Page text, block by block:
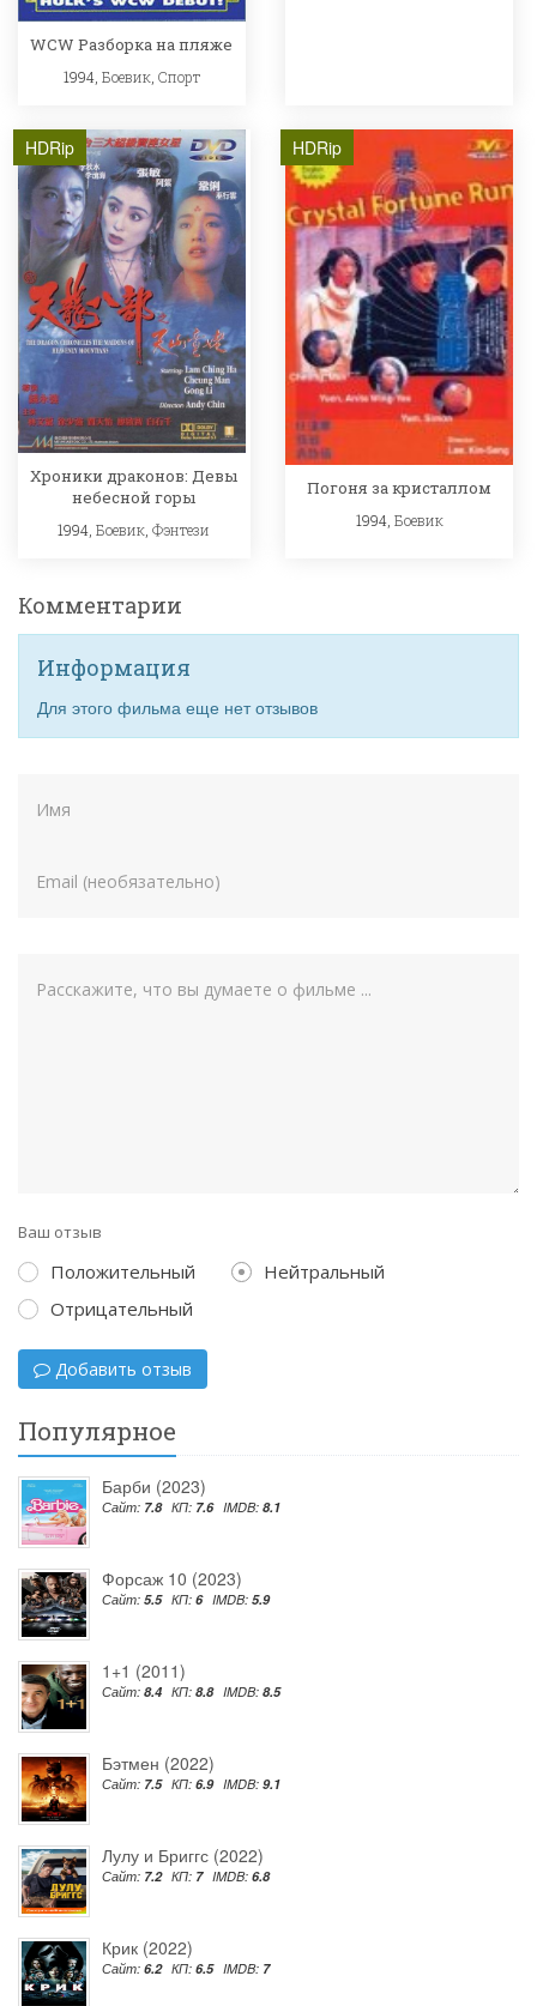
WCW Разборка на пляже
1994, Боевик, Спорт
HDRip
Хроники драконов: Девы
небесной горы
1994,Боевик,Фэнтези
HDRip
Погоня за кристаллом
1994, Боевик
Комментарии
Информация
Для этого фильма еще нет отзывов
Ваш отзыв
Положительный
Нейтральный
Отрицательный
Добавить отзыв
Популярное
Барби (2023)
Сайт: 7.8 КП: 7.6 IMDB: 8.1
Форсаж 10 (2023)
Сайт: 5.5 КП: 6 IMDB: 5.9
1+1 (2011)
Сайт: 8.4 КП: 8.8 IMDB: 8.5
Бэтмен (2022)
Сайт: 7.5 КП: 6.9 IMDB: 9.1
Лулу и Бриггс (2022)
Сайт: 7.2 КП: 7 IMDB: 6.8
Крик (2022)
Сайт: 6.2 КП: 6.5 IMDB: 7